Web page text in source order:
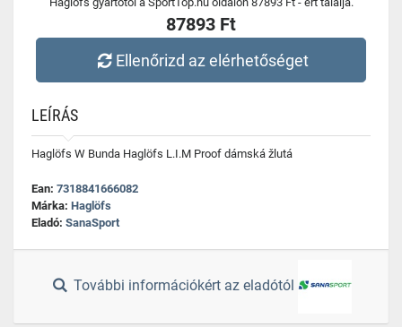
87893 Ft
Ellenőrizd az elérhetőséget
LEÍRÁS
Haglöfs W Bunda Haglöfs L.I.M Proof dámská žlutá
Ean: 7318841666082
Márka: Haglöfs
Eladó: SanaSport
További információkért az eladótól